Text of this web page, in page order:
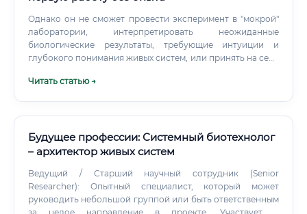
Однако он не сможет провести эксперимент в "мокрой"
лаборатории, интерпретировать неожиданные
биологические результаты, требующие интуиции и
глубокого понимания живых систем, или принять на себя
Перспективы через 10 лет: Спрос на профессию будет
Читать статью →
Будущее профессии: Системный биотехнолог
– архитектор живых систем
Ведущий / Старший научный сотрудник (Senior
Researcher): Опытный специалист, который может
руководить небольшой группой или быть ответственным